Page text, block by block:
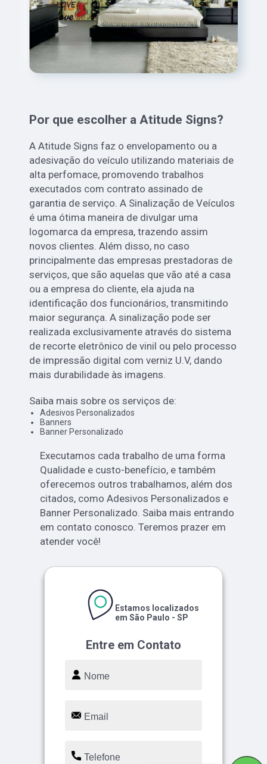
Por que escolher a Atitude Signs?
A Atitude Signs faz o envelopamento ou a
adesivação do veículo utilizando materiais de
alta perfomace, promovendo trabalhos
executados com contrato assinado de
garantia de serviço. A Sinalização de Veículos
é uma ótima maneira de divulgar uma
logomarca da empresa, trazendo assim
novos clientes. Além disso, no caso
principalmente das empresas prestadoras de
serviços, que são aquelas que vão até a casa
ou a empresa do cliente, ela ajuda na
identificação dos funcionários, transmitindo
maior segurança. A sinalização pode ser
realizada exclusivamente através do sistema
de recorte eletrônico de vinil ou pelo processo
de impressão digital com verniz U.V, dando
mais durabilidade às imagens.
Saiba mais sobre os serviços de:
Adesivos Personalizados
Banners
Banner Personalizado
Executamos cada trabalho de uma forma
Qualidade e custo-benefício, e também
oferecemos outros trabalhamos, além dos
citados, como Adesivos Personalizados e
Banner Personalizado. Saiba mais entrando
em contato conosco. Teremos prazer em
atender você!
Entre em Contato
Estamos localizados
em São Paulo - SP